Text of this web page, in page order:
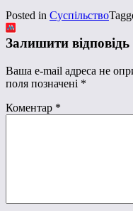
Posted in Суспільство
Залишити відповідь
Ваша e-mail адреса не
поля позначені *
Коментар *